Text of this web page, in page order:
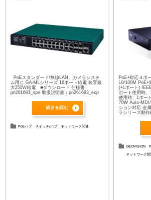
PoEスタンダード/無線LAN、カメラシステ
ム用に GA-MLシリーズ 16ポート給電 装置最
大250W給電 ■ダウンロード 仕様書：
pn261693_spe 取扱説明書：pn261693_exp
続きを読む
PoEハブ スイッチ/ハブ ネットワーク関連
PoE+対応４ポ
10/100M PoE+
(+1ポート)
ポート使用時
使用時、1ポー
70W Auto-
ション対応 金
ラシリーズ動
GEOVISION
ネットワーク関